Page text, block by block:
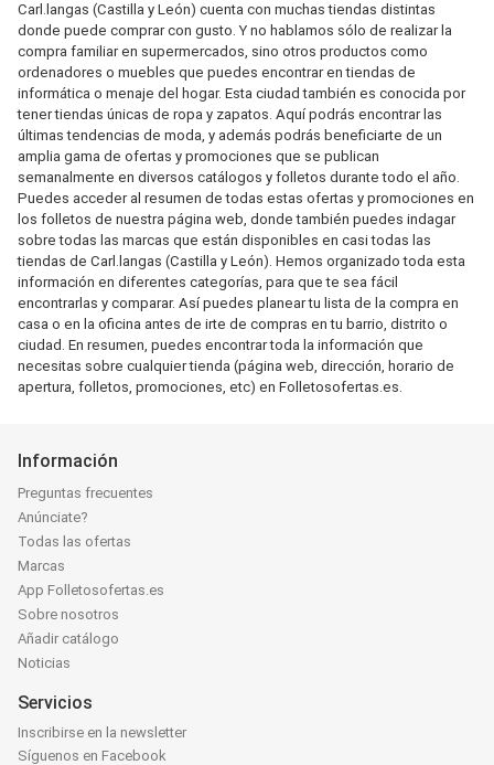
Carl.langas (Castilla y León) cuenta con muchas tiendas distintas
donde puede comprar con gusto. Y no hablamos sólo de realizar la
compra familiar en supermercados, sino otros productos como
ordenadores o muebles que puedes encontrar en tiendas de
informática o menaje del hogar. Esta ciudad también es conocida por
tener tiendas únicas de ropa y zapatos. Aquí podrás encontrar las
últimas tendencias de moda, y además podrás beneficiarte de un
amplia gama de ofertas y promociones que se publican
semanalmente en diversos catálogos y folletos durante todo el año.
Puedes acceder al resumen de todas estas ofertas y promociones en
los folletos de nuestra página web, donde también puedes indagar
sobre todas las marcas que están disponibles en casi todas las
tiendas de Carl.langas (Castilla y León). Hemos organizado toda esta
información en diferentes categorías, para que te sea fácil
encontrarlas y comparar. Así puedes planear tu lista de la compra en
casa o en la oficina antes de irte de compras en tu barrio, distrito o
ciudad. En resumen, puedes encontrar toda la información que
necesitas sobre cualquier tienda (página web, dirección, horario de
apertura, folletos, promociones, etc) en Folletosofertas.es.
Información
Preguntas frecuentes
Anúnciate?
Todas las ofertas
Marcas
App Folletosofertas.es
Sobre nosotros
Añadir catálogo
Noticias
Servicios
Inscribirse en la newsletter
Síguenos en Facebook